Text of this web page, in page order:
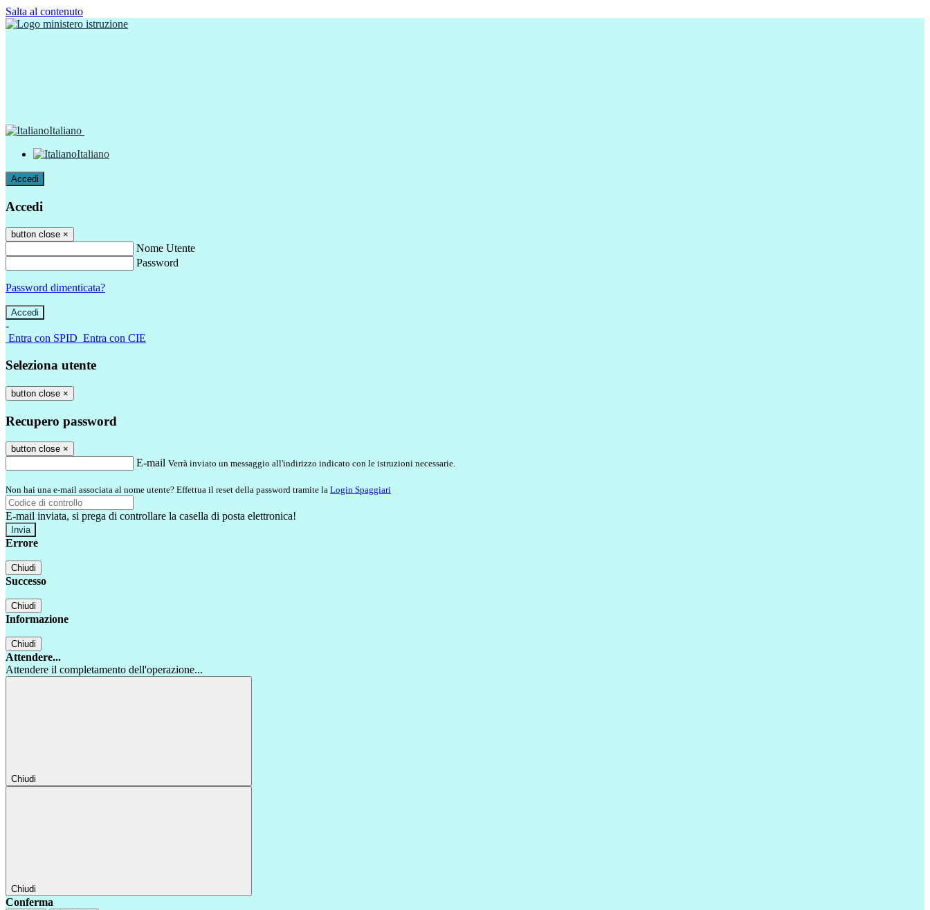
Salta al contenuto
Italiano
Italiano
Accedi
Accedi
button close ×
Nome Utente
Password
Password dimenticata?
-
Entra con SPID Entra con CIE
Seleziona utente
button close ×
Recupero password
button close ×
E-mail Verrà inviato un messaggio all'indirizzo indicato con le istruzioni necessarie.
Non hai una e-mail associata al nome utente? Effettua il reset della password tramite la Login Spaggiari
E-mail inviata, si prega di controllare la casella di posta elettronica!
Errore
Chiudi
Successo
Chiudi
Informazione
Chiudi
Attendere...
Attendere il completamento dell'operazione...
Chiudi
Chiudi
Conferma